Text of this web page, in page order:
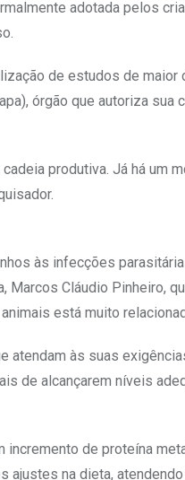
adotada pelos
de estudos de
órgão que autoriza sua
produtiva. Já há um
às infecções
Marcos Cláudio Pinheiro,
está muito
atendam às suas
de alcançarem níveis
de proteína
ajustes na dieta,